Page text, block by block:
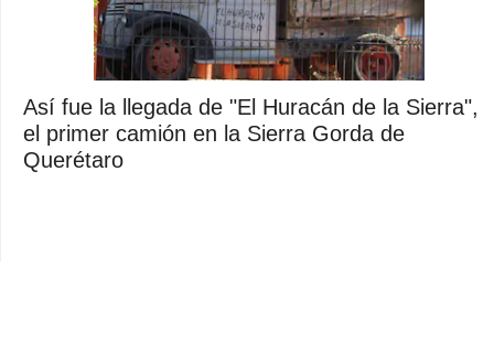
Así fue la llegada de "El Huracán de la Sierra",
el primer camión en la Sierra Gorda de
Querétaro